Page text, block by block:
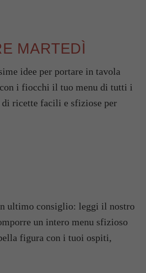
MARTEDÌ
idee per portare in tavola
i fiocchi il tuo menu di tutti i
di ricette facili e sfiziose per
ultimo consiglio: leggi il nostro
un intero menu sfizioso
figura con i tuoi ospiti,